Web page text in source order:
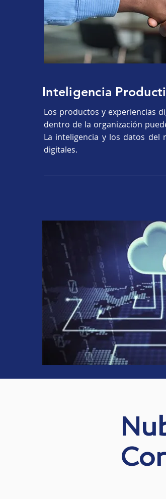
Inteligencia
Los productos y experiencias
dentro de la organización
La inteligencia y los datos del
digitales.